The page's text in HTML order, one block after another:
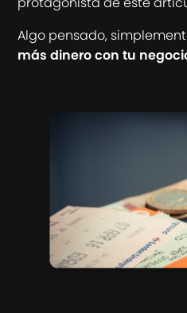
Algo pensado,
más dinero con tu